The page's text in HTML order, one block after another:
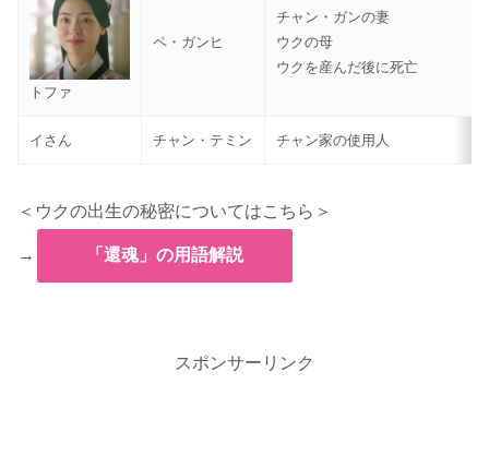
トファ
ペ・ガンヒ
チャン・ガンの妻
ウクの母
ウクを産んだ後に死亡
イさん チャン・テミン チャン家の使用人
＜ウクの出生の秘密についてはこちら＞
→ 「還魂」の用語解説
スポンサーリンク